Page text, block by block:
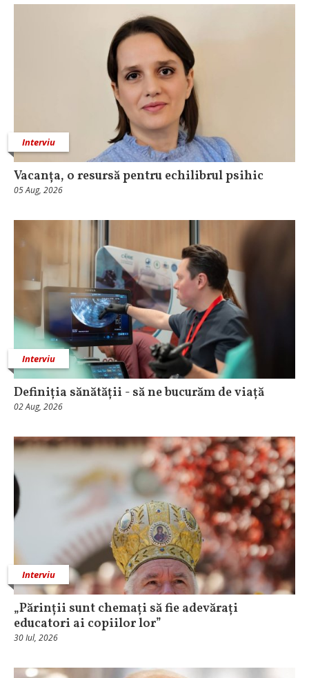
Interviu
Vacanța, o resursă pentru echilibrul psihic
05 Aug, 2026
Interviu
Definiția sănătății - să ne bucurăm de viață
02 Aug, 2026
Interviu
„Părinții sunt chemați să fie adevărați
educatori ai copiilor lor”
30 Iul, 2026